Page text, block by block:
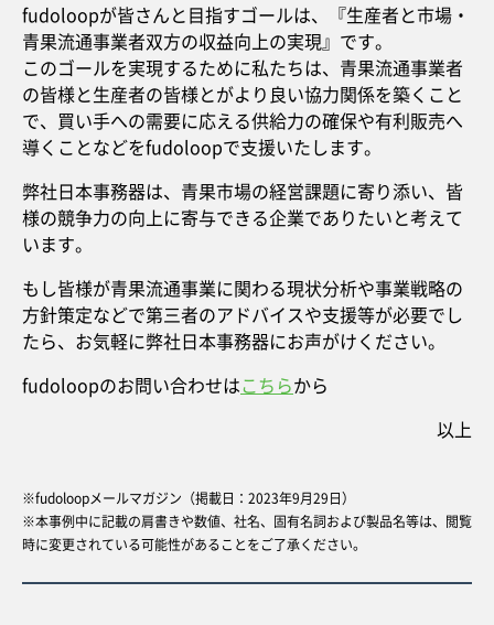
fudoloopが皆さんと目指すゴールは、『生産者と市場・
青果流通事業者双方の収益向上の実現』です。
このゴールを実現するために私たちは、青果流通事業者
の皆様と生産者の皆様とがより良い協力関係を築くこと
で、買い手への需要に応える供給力の確保や有利販売へ
導くことなどをfudoloopで支援いたします。
弊社日本事務器は、青果市場の経営課題に寄り添い、皆
様の競争力の向上に寄与できる企業でありたいと考えて
います。
もし皆様が青果流通事業に関わる現状分析や事業戦略の
方針策定などで第三者のアドバイスや支援等が必要でし
たら、お気軽に弊社日本事務器にお声がけください。
fudoloopのお問い合わせはこちらから
以上
※fudoloopメールマガジン（掲載日：2023年9月29日）
※本事例中に記載の肩書きや数値、社名、固有名詞および製品名等は、閲覧
時に変更されている可能性があることをご了承ください。